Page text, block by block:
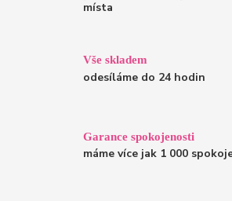
místa
Vše skladem
odesíláme do 24 hodin
Garance spokojenosti
máme více jak 1 000